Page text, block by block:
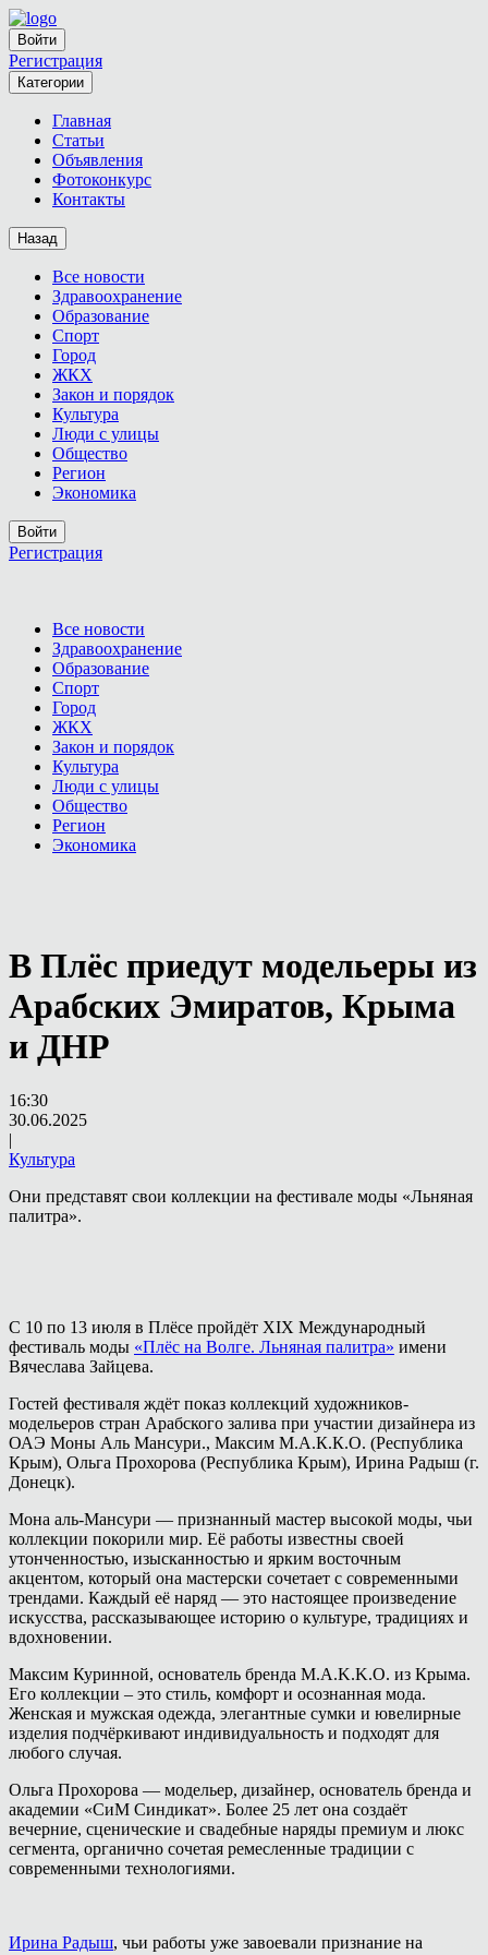
Войти
Регистрация
Категории
Главная
Статьи
Объявления
Фотоконкурс
Контакты
Назад
Все новости
Здравоохранение
Образование
Спорт
Город
ЖКХ
Закон и порядок
Культура
Люди с улицы
Общество
Регион
Экономика
Войти
Регистрация
Все новости
Здравоохранение
Образование
Спорт
Город
ЖКХ
Закон и порядок
Культура
Люди с улицы
Общество
Регион
Экономика
В Плёс приедут модельеры из
Арабских Эмиратов, Крыма
и ДНР
16:30
30.06.2025
|
Культура
Они представят свои коллекции на фестивале моды «Льняная
палитра».
С 10 по 13 июля в Плёсе пройдёт XIX Международный
фестиваль моды «Плёс на Волге. Льняная палитра» имени
Вячеслава Зайцева.
Гостей фестиваля ждёт показ коллекций художников-
модельеров стран Арабского залива при участии дизайнера из
ОАЭ Моны Аль Мансури., Максим М.А.К.К.О. (Республика
Крым), Ольга Прохорова (Республика Крым), Ирина Радыш (г.
Донецк).
Мона аль-Мансури — признанный мастер высокой моды, чьи
коллекции покорили мир. Её работы известны своей
утонченностью, изысканностью и ярким восточным
акцентом, который она мастерски сочетает с современными
трендами. Каждый её наряд — это настоящее произведение
искусства, рассказывающее историю о культуре, традициях и
вдохновении.
Максим Куринной, основатель бренда M.A.K.K.O. из Крыма.
Его коллекции – это стиль, комфорт и осознанная мода.
Женская и мужская одежда, элегантные сумки и ювелирные
изделия подчёркивают индивидуальность и подходят для
любого случая.
Ольга Прохорова — модельер, дизайнер, основатель бренда и
академии «СиМ Синдикат». Более 25 лет она создаёт
вечерние, сценические и свадебные наряды премиум и люкс
сегмента, органично сочетая ремесленные традиции с
современными технологиями.
Ирина Радыш, чьи работы уже завоевали признание на